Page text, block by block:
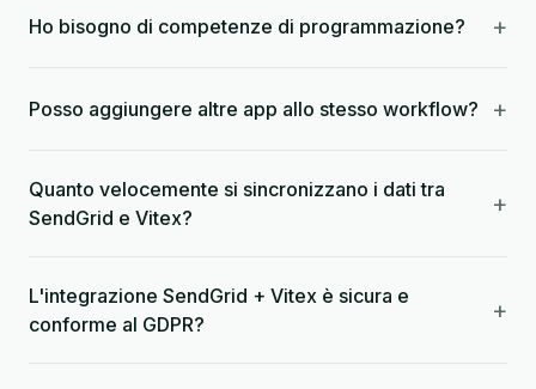
Ho bisogno di competenze di programmazione? +
Posso aggiungere altre app allo stesso workflow? +
Quanto velocemente si sincronizzano i dati tra
SendGrid e Vitex?
+
L'integrazione SendGrid + Vitex è sicura e
conforme al GDPR?
+